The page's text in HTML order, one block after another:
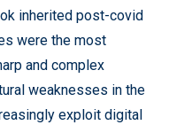
inherited post-covid
were the most
and complex
weaknesses in the
exploit digital